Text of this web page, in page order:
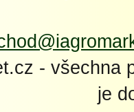
- všechna
je